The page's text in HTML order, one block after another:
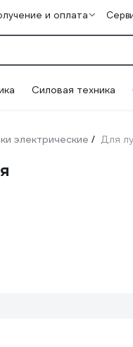
и оплата
Силовая техника
электрические / Для